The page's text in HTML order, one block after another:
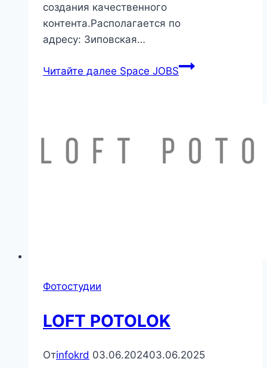
создания качественного
контента.Располагается по
адресу: Зиповская…
Читайте далее Space JOBS
Фотостудии
LOFT POTOLOK
Отinfokrd 03.06.202403.06.2025